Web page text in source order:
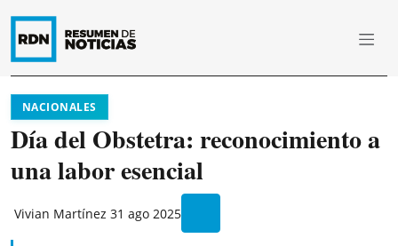
NACIONALES
Día del Obstetra: reconocimiento a
una labor esencial
Vivian Martínez 31 ago 2025